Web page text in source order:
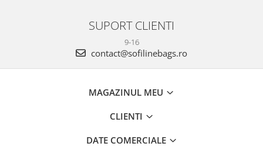
SUPORT CLIENTI
9-16
contact@sofilinebags.ro
MAGAZINUL MEU
CLIENTI
DATE COMERCIALE